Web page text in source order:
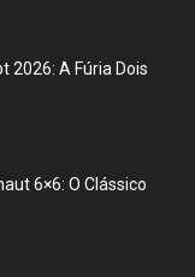
2026: A Fúria Dois
6×6: O Clássico